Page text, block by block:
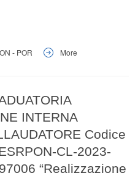
- POR More
INTERNA
Codice
CL-2023-
“Realizzazione